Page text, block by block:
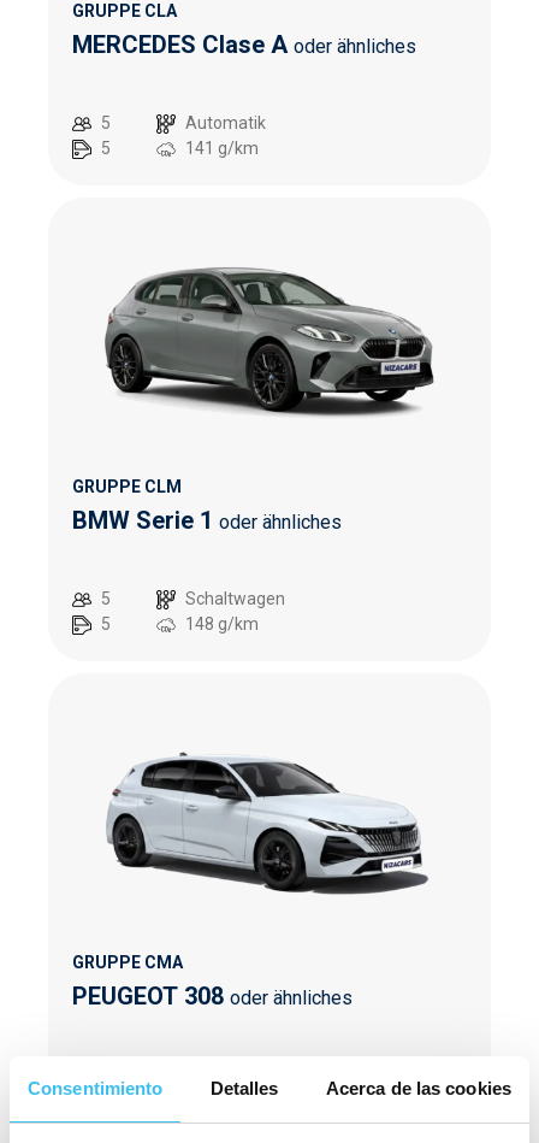
Consentimiento Detalles Acerca de las cookies
GRUPPE CLA
MERCEDES Clase A oder ähnliches
5
5
Automatik
141 g/km
GRUPPE CLM
BMW Serie 1 oder ähnliches
5
5
Schaltwagen
148 g/km
GRUPPE CMA
PEUGEOT 308 oder ähnliches
5
106g/km